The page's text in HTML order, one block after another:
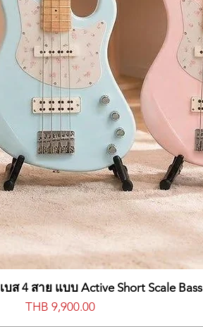
บส 4 สาย แบบ Active Short Scale Bass
價格
THB 9,900.00